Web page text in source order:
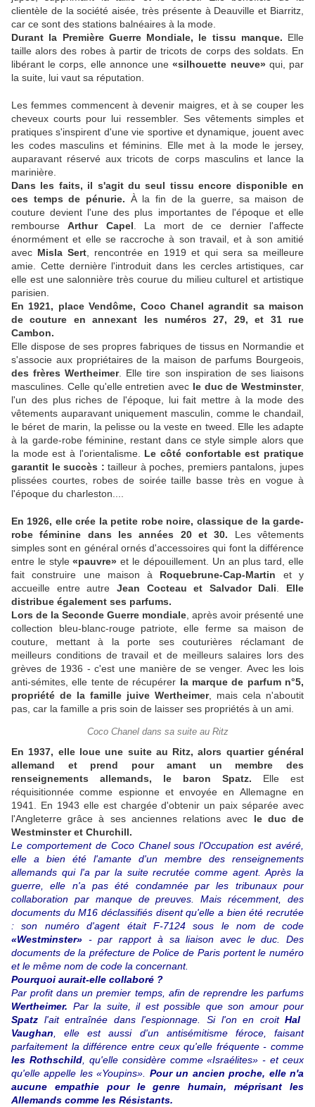
clientèle de la société aisée, très présente à Deauville et Biarritz,
car ce sont des stations balnéaires à la mode.
Durant la Première Guerre Mondiale, le tissu manque. Elle
taille alors des robes à partir de tricots de corps des soldats. En
libérant le corps, elle annonce une«silhouette neuve»qui, par
la suite, lui vaut sa réputation.
Les femmes commencent à devenir maigres, et à se couper les
cheveux courts pour lui ressembler. Ses vêtements simples et
pratiques s'inspirent d'une vie sportive et dynamique, jouent avec
les codes masculins et féminins. Elle met à la mode le jersey,
auparavant réservé aux tricots de corps masculins et lance la
marinière.
Dans les faits, il s'agit du seul tissu encore disponible en
ces temps de pénurie. À la fin de la guerre, sa maison de
couture devient l'une des plus importantes de l'époque et elle
rembourseArthur Capel . La mort de ce dernier l'affecte
énormément et elle se raccroche à son travail, et à son amitié
avec Misla Sert , rencontrée en 1919 et qui sera sa meilleure
amie. Cette dernière l'introduit dans les cercles artistiques, car
elle est une salonnière très courue du milieu culturel et artistique
parisien.
En 1921, place Vendôme, Coco Chanel agrandit sa maison
de couture en annexant les numéros 27, 29, et 31 rue
Cambon.
Elle dispose de ses propres fabriques de tissus en Normandie et
s'associe aux propriétaires de la maison de parfums Bourgeois,
des frères Wertheimer. Elle tire son inspiration de ses liaisons
masculines. Celle qu'elle entretien avec le duc de Westminster,
l'un des plus riches de l'époque, lui fait mettre à la mode des
vêtements auparavant uniquement masculin, comme le chandail,
le béret de marin, la pelisse ou la veste en tweed. Elle les adapte
à la garde-robe féminine, restant dans ce style simple alors que
la mode est à l'orientalisme. Le côté confortable est pratique
garantit le succès : tailleur à poches, premiers pantalons, jupes
plissées courtes, robes de soirée taille basse très en vogue à
l'époque du charleston....
En 1926, elle crée la petite robe noire, classique de la garde-
robe féminine dans les années 20 et 30. Les vêtements
simples sont en général ornés d'accessoires qui font la différence
entre le style«pauvre» et le dépouillement. Un an plus tard, elle
fait construire une maison à Roquebrune-Cap-Martin et y
accueille entre autre Jean Cocteau et Salvador Dali
Elle
distribue également ses parfums.
Lors de la Seconde Guerre mondiale , après avoir présenté une
collection bleu-blanc-rouge patriote, elle ferme sa maison de
couture, mettant à la porte ses couturières réclamant de
meilleurs conditions de travail et de meilleurs salaires lors des
grèves de 1936 - c'est une manière de se venger. Avec les lois
anti-sémites, elle tente de récupérer la marque de parfum n°5,
propriété de la famille juive Wertheimer, mais cela n'aboutit
pas, car la famille a pris soin de laisser ses propriétés à un ami.
Coco Chanel dans sa suite au Ritz
En 1937, elle loue une suite au Ritz, alors quartier général
allemand et prend pour amant un membre des
renseignements allemands, le baron Spatz. Elle est
réquisitionnée comme espionne et envoyée en Allemagne en
1941. En 1943 elle est chargée d'obtenir un paix séparée avec
l'Angleterre grâce à ses anciennes relations avec le duc de
Westminster et Churchill.
Le comportement de Coco Chanel sous l'Occupation est avéré,
elle a bien été l'amante d'un membre des renseignements
allemands qui l'a par la suite recrutée comme agent. Après la
guerre, elle n'a pas été condamnée par les tribunaux pour
collaboration par manque de preuves. Mais récemment, des
documents du M16 déclassifiés disent qu'elle a bien été recrutée
: son numéro d'agent était F-7124 sous le nom de code
«Westminster» - par rapport à sa liaison avec le duc. Des
documents de la préfecture de Police de Paris portent le numéro
et le même nom de code la concernant.
Pourquoi aurait-elle collaboré ?
Par profit dans un premier temps, afin de reprendre les parfums
Wertheimer. Par la suite, il est possible que son amour pour
Spatz l'ait entraînée dans l'espionnage. Si l'on en croitHal
Vaughan , elle est aussi d'un antisémitisme féroce, faisant
parfaitement la différence entre ceux qu'elle fréquente - comme
les Rothschild, qu'elle considère comme «Israélites» - et ceux
qu'elle appelle les «Youpins». Pour un ancien proche, elle n'a
aucune empathie pour le genre humain, méprisant les
Allemands comme les Résistants.